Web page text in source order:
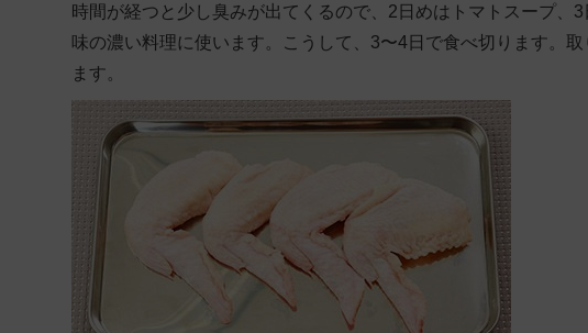
時間が経つと少し臭みが出てくるので、2日めはトマトスープ、
味の濃い料理に使います。こうして、3〜4日で食べ切ります。
ます。